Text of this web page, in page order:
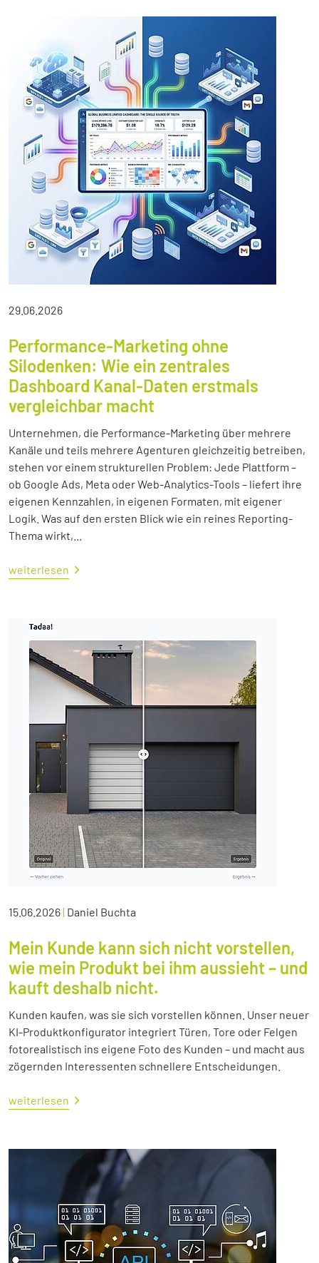
29.06.2026
Performance-Marketing ohne
Silodenken: Wie ein zentrales
Dashboard Kanal-Daten erstmals
vergleichbar macht
Unternehmen, die Performance-Marketing über mehrere
Kanäle und teils mehrere Agenturen gleichzeitig betreiben,
stehen vor einem strukturellen Problem: Jede Plattform –
ob Google Ads, Meta oder Web-Analytics-Tools – liefert ihre
eigenen Kennzahlen, in eigenen Formaten, mit eigener
Logik. Was auf den ersten Blick wie ein reines Reporting-
Thema wirkt,...
weiterlesen
15.06.2026| Daniel Buchta
Mein Kunde kann sich nicht vorstellen,
wie mein Produkt bei ihm aussieht – und
kauft deshalb nicht.
Kunden kaufen, was sie sich vorstellen können. Unser neuer
KI-Produktkonfigurator integriert Türen, Tore oder Felgen
fotorealistisch ins eigene Foto des Kunden – und macht aus
zögernden Interessenten schnellere Entscheidungen.
weiterlesen